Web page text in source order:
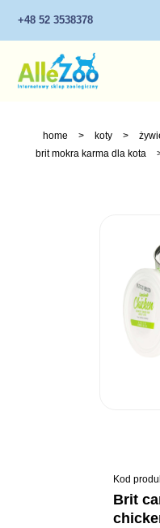
+48 52 3538378
home > koty >
brit mokra karma dla kota
Kod
brit care superfruits